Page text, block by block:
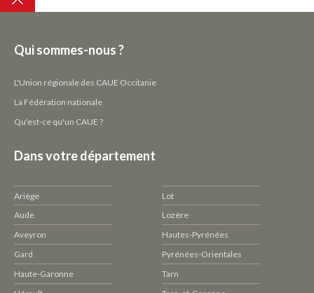
Qui sommes-nous ?
L'Union régionale des CAUE Occitanie
La Fédération nationale
Qu'est-ce qu'un CAUE ?
Dans votre département
Ariège
Aude
Aveyron
Gard
Haute-Garonne
Lot
Lozère
Hautes-Pyrénées
Pyrénées-Orientales
Tarn